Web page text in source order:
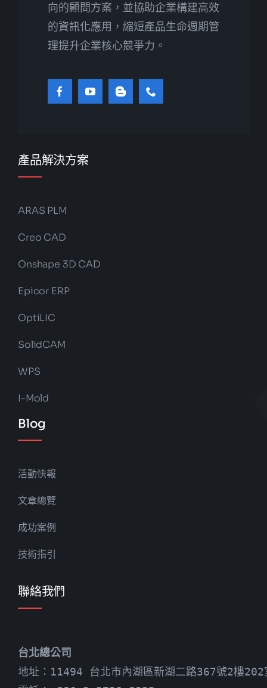
向的顧問方案，並協助企業構建高效
的資訊化應用，縮短產品生命週期管
理提升企業核心競爭力。
產品解決方案
ARAS PLM
Creo CAD
Onshape 3D CAD
Epicor ERP
OptiLIC
SolidCAM
WPS
I-Mold
Blog
活動快報
文章總覽
成功案例
技術指引
聯絡我們
台北總公司
地址：11494 台北市內湖區新湖二路367號2樓202